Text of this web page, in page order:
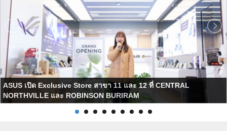
ASUS เปิด Exclusive Store สาขา 11 และ 12 ที่ CENTRAL
NORTHVILLE และ ROBINSON BURIRAM